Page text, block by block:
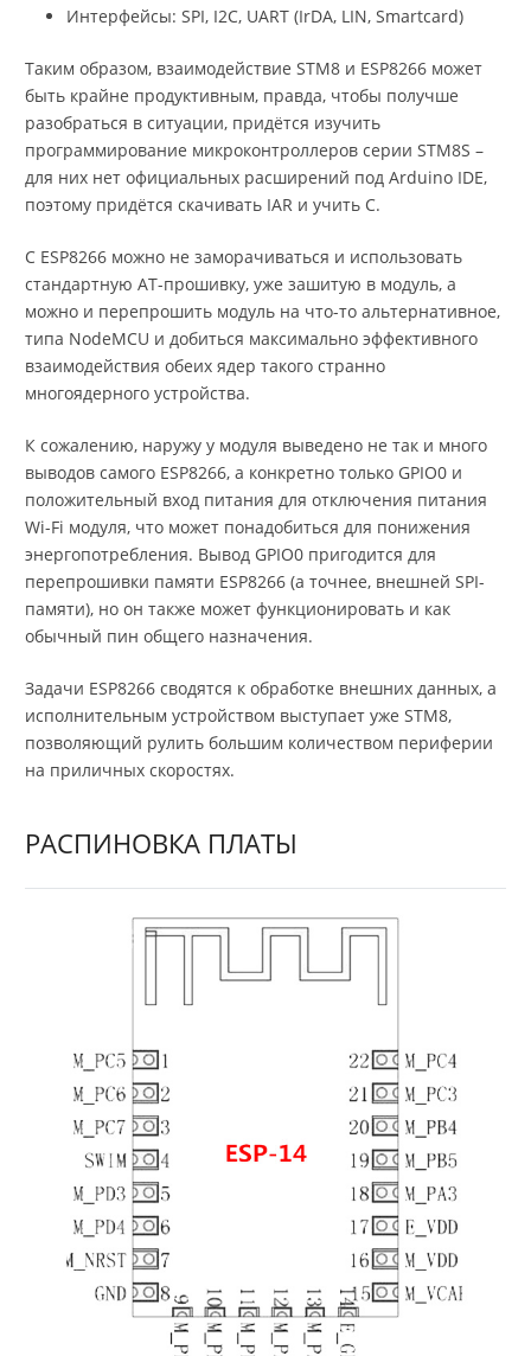
Интерфейсы: SPI, I2C, UART (IrDA, LIN, Smartcard)
Таким образом, взаимодействие STM8 и ESP8266 может
быть крайне продуктивным, правда, чтобы получше
разобраться в ситуации, придётся изучить
программирование микроконтроллеров серии STM8S –
для них нет официальных расширений под Arduino IDE,
поэтому придётся скачивать IAR и учить C.
С ESP8266 можно не заморачиваться и использовать
стандартную AT-прошивку, уже зашитую в модуль, а
можно и перепрошить модуль на что-то альтернативное,
типа NodeMCU и добиться максимально эффективного
взаимодействия обеих ядер такого странно
многоядерного устройства.
К сожалению, наружу у модуля выведено не так и много
выводов самого ESP8266, а конкретно только GPIO0 и
положительный вход питания для отключения питания
Wi-Fi модуля, что может понадобиться для понижения
энергопотребления. Вывод GPIO0 пригодится для
перепрошивки памяти ESP8266 (а точнее, внешней SPI-
памяти), но он также может функционировать и как
обычный пин общего назначения.
Задачи ESP8266 сводятся к обработке внешних данных, а
исполнительным устройством выступает уже STM8,
позволяющий рулить большим количеством периферии
на приличных скоростях.
РАСПИНОВКА ПЛАТЫ